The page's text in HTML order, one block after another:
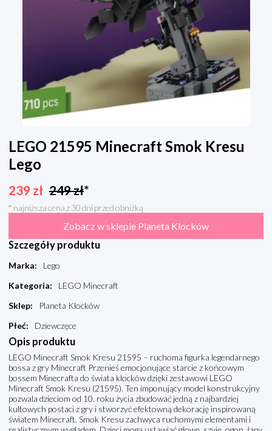
LEGO 21595 Minecraft Smok Kresu
Lego
239 zł 249zł*
* najniższa cena z 30 dni przed obniżką
Zobacz w sklepie Planeta Klocków
Szczegóły produktu
Marka:
Lego
Kategoria:
LEGO Minecraft
Sklep:
Planeta Klocków
Płeć: Dziewczęce
Opis produktu
LEGO Minecraft Smok Kresu 21595 – ruchoma figurka legendarnego
bossa z gry Minecraft Przenieś emocjonujące starcie z końcowym
bossem Minecrafta do świata klocków dzięki zestawowi LEGO
Minecraft Smok Kresu (21595). Ten imponujący model konstrukcyjny
pozwala dzieciom od 10. roku życia zbudować jedną z najbardziej
kultowych postaci z gry i stworzyć efektowną dekorację inspirowaną
światem Minecraft. Smok Kresu zachwyca ruchomymi elementami i